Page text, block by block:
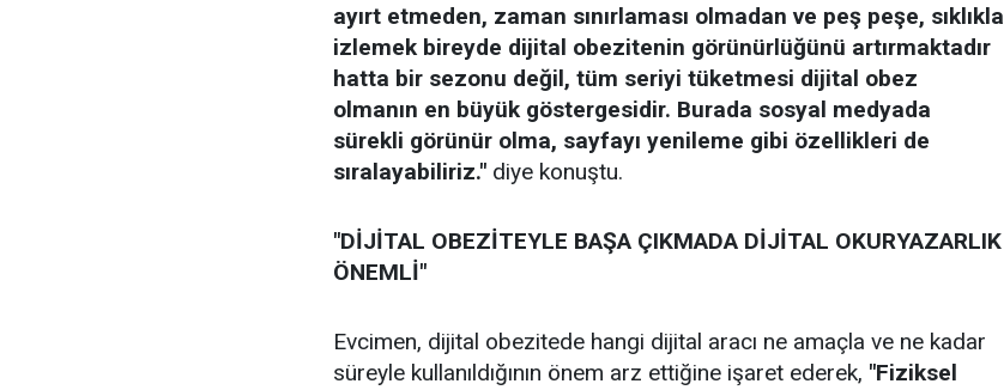
ayırt etmeden, zaman sınırlaması olmadan ve peş peşe, sıklıkla
izlemek bireyde dijital obezitenin görünürlüğünü artırmaktadır
hatta bir sezonu değil, tüm seriyi tüketmesi dijital obez
olmanın en büyük göstergesidir. Burada sosyal medyada
sürekli görünür olma, sayfayı yenileme gibi özellikleri de
sıralayabiliriz." diye konuştu.
"DİJİTAL OBEZİTEYLE BAŞA ÇIKMADA DİJİTAL OKURYAZARLIK
ÖNEMLİ"
Evcimen, dijital obezitede hangi dijital aracı ne amaçla ve ne kadar
süreyle kullanıldığının önem arz ettiğine işaret ederek, "Fiziksel